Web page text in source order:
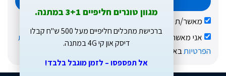
ת קבלת עדכונים בדוא"ל על מבצעים והטבות
מאשר/ת שקראתי ואני מסכימ/ה לתקנון האתר ול מדיניות
באתר
מגוון טונרים חליפיים 3+1 במתנה.
ברכישת מתכלים חליפיים מעל 500 ש"ח קבלו
אל תפספסו – לזמן מוגבל בלבד!